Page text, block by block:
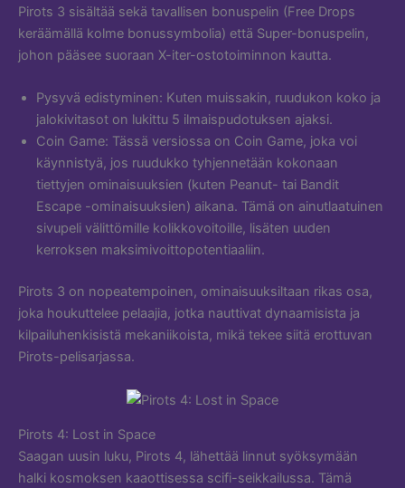
Pirots 3 sisältää sekä tavallisen bonuspelin (Free Drops
keräämällä kolme bonussymbolia) että Super-bonuspelin,
johon pääsee suoraan X-iter-ostotoiminnon kautta.
Pysyvä edistyminen: Kuten muissakin, ruudukon koko ja
jalokivitasot on lukittu 5 ilmaispudotuksen ajaksi.
Coin Game: Tässä versiossa on Coin Game, joka voi
käynnistyä, jos ruudukko tyhjennetään kokonaan
tiettyjen ominaisuuksien (kuten Peanut- tai Bandit
Escape -ominaisuuksien) aikana. Tämä on ainutlaatuinen
sivupeli välittömille kolikkovoitoille, lisäten uuden
kerroksen maksimivoittopotentiaaliin.
Pirots 3 on nopeatempoinen, ominaisuuksiltaan rikas osa,
joka houkuttelee pelaajia, jotka nauttivat dynaamisista ja
kilpailuhenkisistä mekaniikoista, mikä tekee siitä erottuvan
Pirots-pelisarjassa.
Pirots 4: Lost in Space
Saagan uusin luku, Pirots 4, lähettää linnut syöksymään
halki kosmoksen kaaottisessa scifi-seikkailussa. Tämä